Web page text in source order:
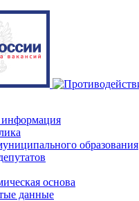
образования
основа
данные